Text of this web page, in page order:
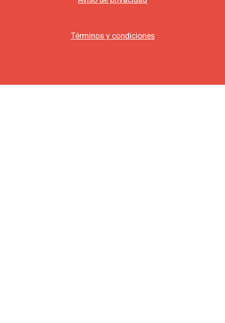
Términos y condiciones